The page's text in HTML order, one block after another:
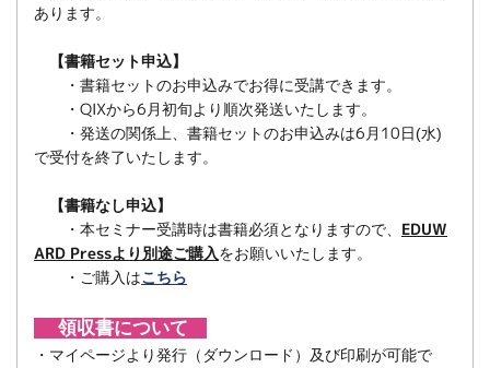
あります。
【書籍セット申込】
・書籍セットのお申込みでお得に受講できます。
・QIXから6月初旬より順次発送いたします。
・発送の関係上、書籍セットのお申込みは6月10日(水)
で受付を終了いたします。
【書籍なし申込】
・本セミナー受講時は書籍必須となりますので、 EDUW
ARD Pressより別途ご購入をお願いいたします。
・ご購入はこちら
領収書について
・マイページより発行（ダウンロード）及び印刷が可能で